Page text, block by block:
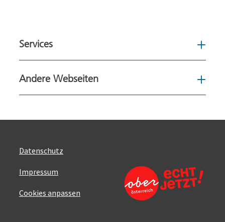
Services
Andere Webseiten
Datenschutz
Impressum
Cookies anpassen